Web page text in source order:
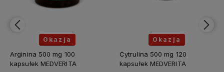
Okazja
Arginina 500 mg 100
kapsułek MEDVERITA
Okazja
Cytrulina 500 mg 120
kapsułek MEDVERITA